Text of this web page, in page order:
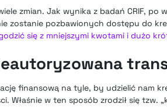
zmian. Jak wynika z badań CRIF, po
zostanie pozbawionych dostępu do
się z mniejszymi kwotami i dużo
finansową na tyle, by udzielić nam
Właśnie w ten sposób zrodził się tzw.